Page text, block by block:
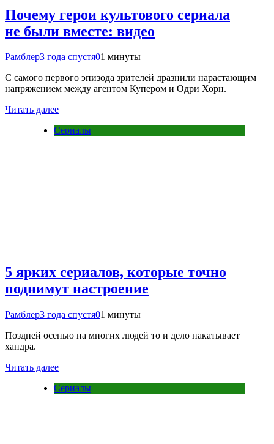
Почему герои культового сериала
не были вместе: видео
Рамблер3 года спустя01 минуты
С самого первого эпизода зрителей дразнили нарастающим
напряжением между агентом Купером и Одри Хорн.
Читать далее
Сериалы
5 ярких сериалов, которые точно
поднимут настроение
Рамблер3 года спустя01 минуты
Поздней осенью на многих людей то и дело накатывает
хандра.
Читать далее
Сериалы